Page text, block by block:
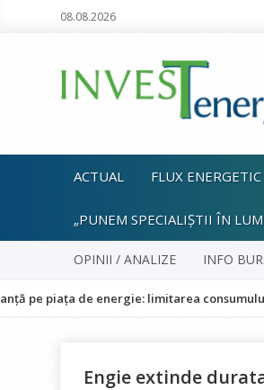
08.08.2026
ACTUAL FLUX ENERGETIC
„PUNEM SPECIALIȘTII ÎN
OPINII / ANALIZE INFO
de energie: limitarea consumului, doar
Engie extinde